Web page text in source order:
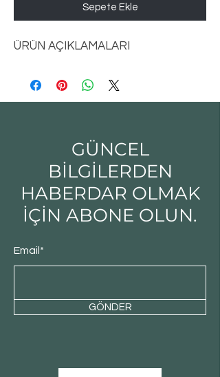
Sepete Ekle
ÜRÜN AÇIKLAMALARI
GÜNCEL
BİLGİLERDEN
HABERDAR OLMAK
İÇİN ABONE OLUN.
Email*
GÖNDER